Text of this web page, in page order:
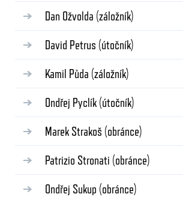
Dan Ožvolda (záložník)
David Petrus (útočník)
Kamil Půda (záložník)
Ondřej Pyclík (útočník)
Marek Strakoš (obránce)
Patrizio Stronati (obránce)
Ondřej Sukup (obránce)